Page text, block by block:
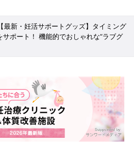
【最新・妊活サポートグッズ】タイミング
ポート！ 機能的でおしゃれな“ラブグ